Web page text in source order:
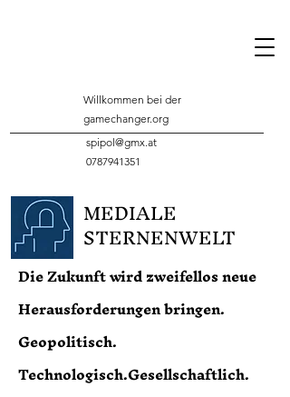
Willkommen bei der
gamechanger.org
spipol@gmx.at
0787941351
MEDIALE
STERNENWELT
Die Zukunft wird zweifellos neue
Herausforderungen bringen.
Geopolitisch.
Technologisch.Gesellschaftlich.